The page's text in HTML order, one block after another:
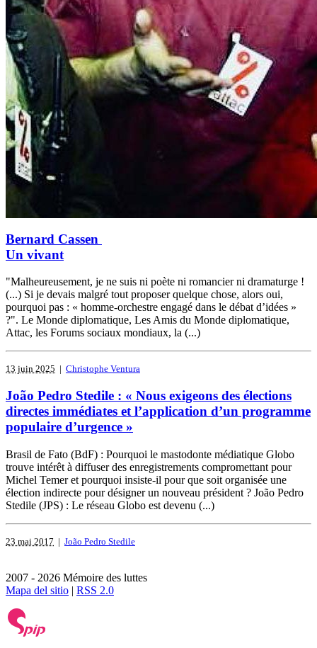
Bernard Cassen
Un vivant
"Malheureusement, je ne suis ni poète ni romancier ni dramaturge !
(...) Si je devais malgré tout proposer quelque chose, alors oui,
pourquoi pas : « homme-orchestre engagé dans le débat d’idées »
?". Le Monde diplomatique, Les Amis du Monde diplomatique,
Attac, les Forums sociaux mondiaux, la (...)
13 juin 2025 | Christophe Ventura
João Pedro Stedile : « Nous exigeons des élections
directes immédiates et l’application d’un programme
populaire d’urgence »
Brasil de Fato (BdF) : Pourquoi le mastodonte médiatique Globo
trouve intérêt à diffuser des enregistrements compromettant pour
Michel Temer et pourquoi insiste-il pour que soit organisée une
élection indirecte pour désigner un nouveau président ? João Pedro
Stedile (JPS) : Le réseau Globo est devenu (...)
23 mai 2017 | João Pedro Stedile
2007 - 2026 Mémoire des luttes
Mapa del sitio | RSS 2.0